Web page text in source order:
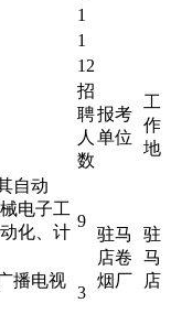
1
1
12
招
聘
人
数
报考
单位
工
作
地
自动
电子工
化、计
9
驻马
店卷
烟厂
驻
马
店
播电视
3